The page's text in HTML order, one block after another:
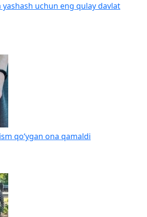
uchun eng qulay davlat
qo‘ygan ona qamaldi